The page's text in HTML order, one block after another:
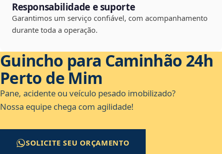
Responsabilidade e suporte
Garantimos um serviço confiável, com acompanhamento
durante toda a operação.
Guincho para Caminhão 24h
Perto de Mim
Pane, acidente ou veículo pesado imobilizado?
Nossa equipe chega com agilidade!
SOLICITE SEU ORÇAMENTO